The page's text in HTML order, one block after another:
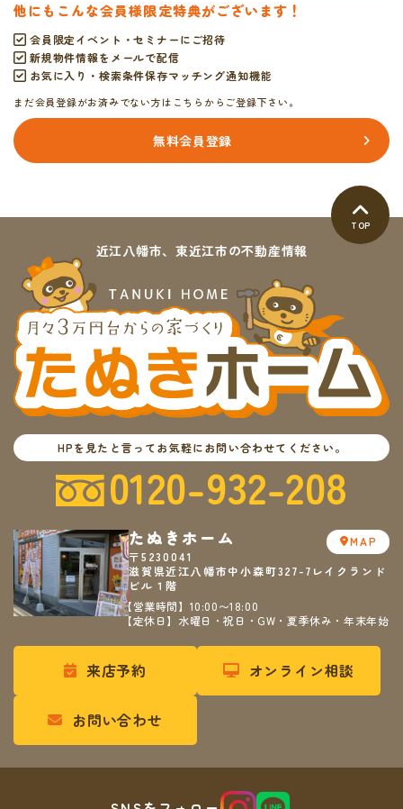
他にもこんな会員様限定特典がございます！
会員限定イベント・セミナーにご招待
新規物件情報をメールで配信
お気に入り・検索条件保存マッチング通知機能
まだ会員登録がお済みでない方はこちらからご登録下さい。
無料会員登録
TOP
近江八幡市、東近江市の不動産情報
HPを見たと言ってお気軽にお問い合わせてください。
0120-932-208
たぬきホーム
〒5230041
滋賀県近江八幡市中小森町327-7レイクランド
ビル１階
【営業時間】10:00〜18:00
【定休日】水曜日・祝日・GW・夏季休み・年末年始
MAP
来店予約 オンライン相談
お問い合わせ